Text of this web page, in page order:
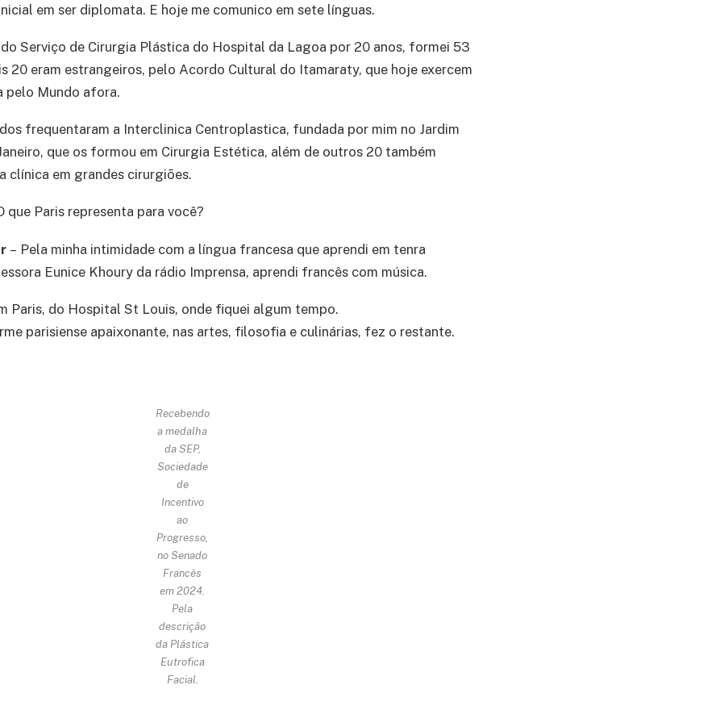
em ser diplomata. E hoje me comunico em sete línguas.
Serviço de Cirurgia Plástica do Hospital da Lagoa por 20 anos, formei 53
20 eram estrangeiros, pelo Acordo Cultural do Itamaraty, que hoje exercem
pelo Mundo afora.
frequentaram a Interclinica Centroplastica, fundada por mim no Jardim
que os formou em Cirurgia Estética, além de outros 20 também
clínica em grandes cirurgiões.
que Paris representa para você?
– Pela minha intimidade com a língua francesa que aprendi em tenra
Eunice Khoury da rádio Imprensa, aprendi francês com música.
Paris, do Hospital St Louis, onde fiquei algum tempo.
parisiense apaixonante, nas artes, filosofia e culinárias, fez o restante.
Recebendo
a medalha
da SEP,
Sociedade
de
Incentivo
ao
Progresso,
no Senado
Francês
em 2024.
Pela
descrição
da Plástica
Eutrofica
Facial.